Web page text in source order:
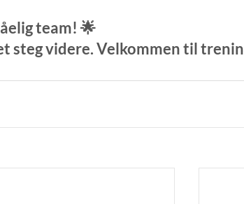
team! 🌟
steg videre. Velkommen til